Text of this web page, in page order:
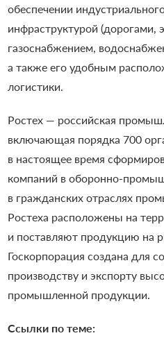
обеспечении
инфраструктурой (дорогами,
газоснабжением,
а также его удобным
логистики.
Ростех — российская
включающая порядка 700
в настоящее время
компаний в оборонно-
в гражданских отраслях
Ростеха расположены на
и поставляют продукцию на
Госкорпорация создана для
производству и экспорту
промышленной продукции.
Ссылки по теме: